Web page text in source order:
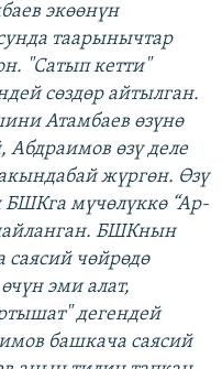
экөөнүн
таарынычтар
"Сатып кетти"
сөздөр айтылган.
Атамбаев өзүнө
өзү деле
жүргөн. Өзү
мүчөлүккө “Ар-
БШКнын
саясий чөйрөдө
эми алат,
дегендей
башкача саясий